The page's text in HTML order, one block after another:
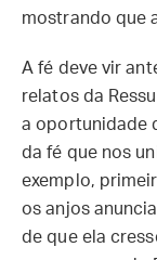
mostrando que
A fé deve vir
relatos da
a oportunidade
da fé que nos
exemplo,
os anjos
de que ela